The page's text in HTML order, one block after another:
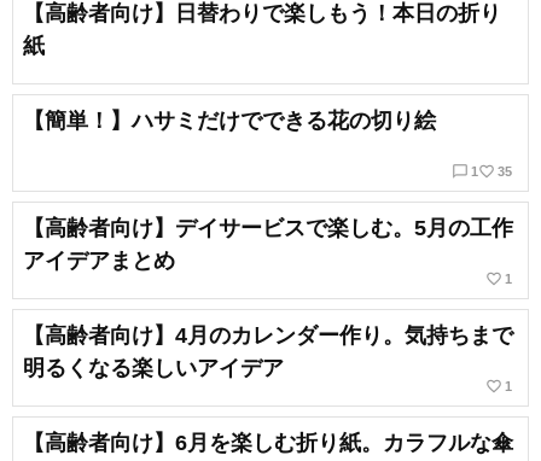
【高齢者向け】日替わりで楽しもう！本日の折り
紙
【簡単！】ハサミだけでできる花の切り絵
chat_bubble_outline 1 favorite_border 35
【高齢者向け】デイサービスで楽しむ。5月の工作
アイデアまとめ
favorite_border 1
【高齢者向け】4月のカレンダー作り。気持ちまで
明るくなる楽しいアイデア
favorite_border 1
【高齢者向け】6月を楽しむ折り紙。カラフルな傘